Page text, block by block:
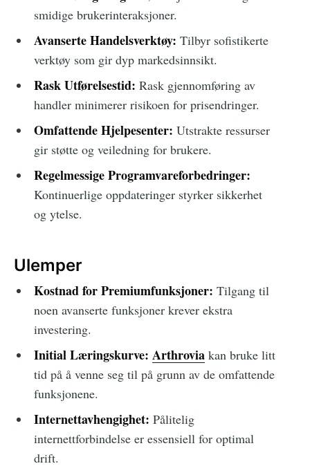
smidige brukerinteraksjoner.
Avanserte Handelsverktøy: Tilbyr sofistikerte
verktøy som gir dyp markedsinnsikt.
Rask Utførelsestid: Rask gjennomføring av
handler minimerer risikoen for prisendringer.
Omfattende Hjelpesenter: Utstrakte ressurser
gir støtte og veiledning for brukere.
Regelmessige Programvareforbedringer:
Kontinuerlige oppdateringer styrker sikkerhet
og ytelse.
Ulemper
Kostnad for Premiumfunksjoner: Tilgang til
noen avanserte funksjoner krever ekstra
investering.
Initial Læringskurve: Arthroviakan bruke litt
tid på å venne seg til på grunn av de omfattende
funksjonene.
Internettavhengighet: Pålitelig
internettforbindelse er essensiell for optimal
drift.